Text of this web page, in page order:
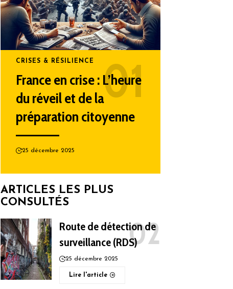
CRISES & RÉSILIENCE
France en crise : L’heure
du réveil et de la
préparation citoyenne
25 décembre 2025
ARTICLES LES PLUS
CONSULTÉS
Route de détection de
surveillance (RDS)
25 décembre 2025
Lire l'article